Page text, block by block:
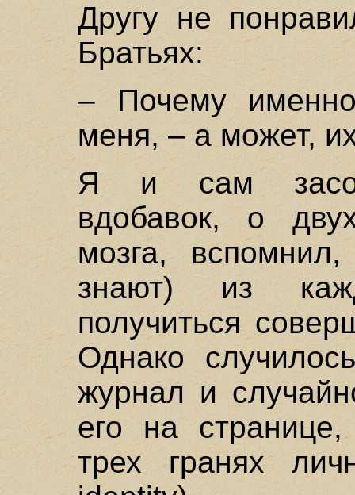
Другу не
Братьях:
– Почему
меня, – а может,
Я и сам
вдобавок, о
мозга,
знают) из
получиться
Однако
журнал и
его на
трех гранях